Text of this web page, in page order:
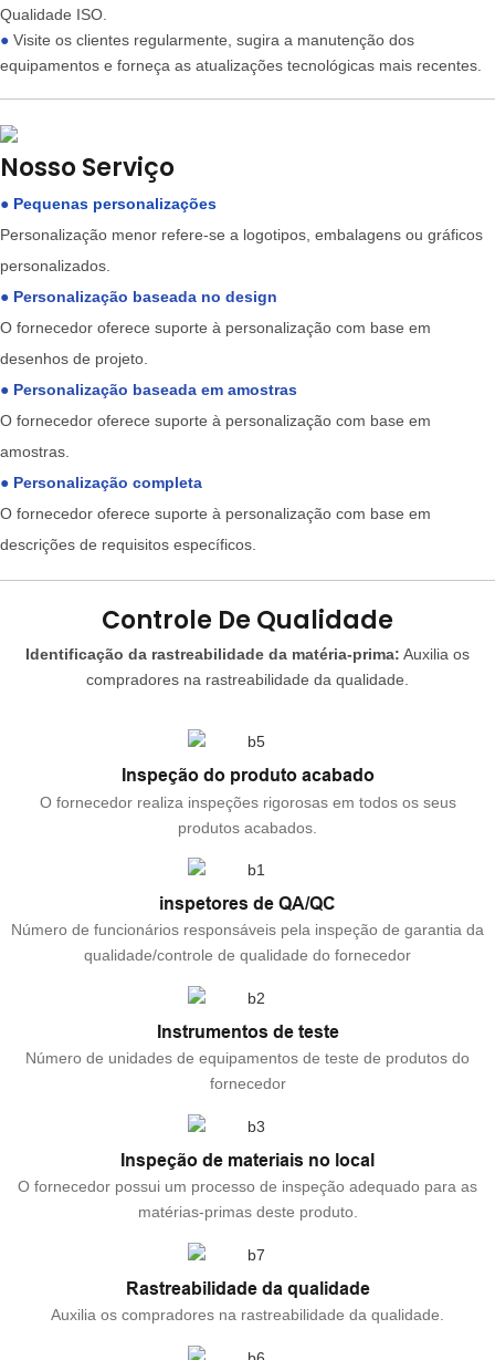
Qualidade ISO.
● Visite os clientes regularmente, sugira a manutenção dos
equipamentos e forneça as atualizações tecnológicas mais recentes.
Nosso Serviço
● Pequenas personalizações
Personalização menor refere-se a logotipos, embalagens ou gráficos
personalizados.
● Personalização baseada no design
O fornecedor oferece suporte à personalização com base em
desenhos de projeto.
● Personalização baseada em amostras
O fornecedor oferece suporte à personalização com base em
amostras.
● Personalização completa
O fornecedor oferece suporte à personalização com base em
descrições de requisitos específicos.
Controle De Qualidade
Identificação da rastreabilidade da matéria-prima: Auxilia os
compradores na rastreabilidade da qualidade.
Inspeção do produto acabado
O fornecedor realiza inspeções rigorosas em todos os seus
produtos acabados.
inspetores de QA/QC
Número de funcionários responsáveis ​​pela inspeção de garantia da
qualidade/controle de qualidade do fornecedor
Instrumentos de teste
Número de unidades de equipamentos de teste de produtos do
fornecedor
Inspeção de materiais no local
O fornecedor possui um processo de inspeção adequado para as
matérias-primas deste produto.
Rastreabilidade da qualidade
Auxilia os compradores na rastreabilidade da qualidade.